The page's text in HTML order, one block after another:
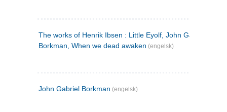
The works of Henrik Ibsen : Little Eyolf, John Gabriel
Borkman, When we dead awaken (engelsk)
John Gabriel Borkman (engelsk)